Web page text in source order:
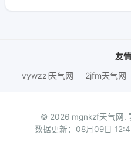
友
vywzzl天气网
2jfm天气网
© 2026 mgnkzf天气网.
数据更新：08月09日